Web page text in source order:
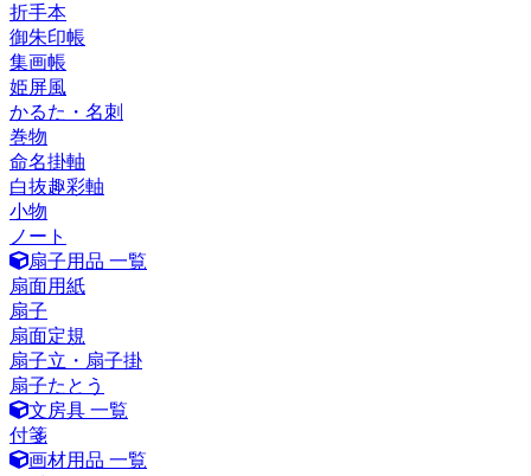
折手本
御朱印帳
集画帳
姫屏風
かるた・名刺
巻物
命名掛軸
白抜趣彩軸
小物
ノート
扇子用品 一覧
扇面用紙
扇子
扇面定規
扇子立・扇子掛
扇子たとう
文房具 一覧
付箋
画材用品 一覧